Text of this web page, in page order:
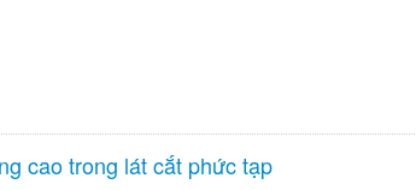
cao trong lát cắt phức tạp